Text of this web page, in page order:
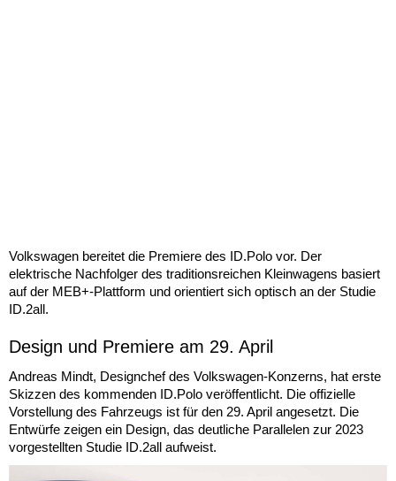
Volkswagen bereitet die Premiere des ID.Polo vor. Der
elektrische Nachfolger des traditionsreichen Kleinwagens basiert
auf der MEB+-Plattform und orientiert sich optisch an der Studie
ID.2all.
Design und Premiere am 29. April
Andreas Mindt, Designchef des Volkswagen-Konzerns, hat erste
Skizzen des kommenden ID.Polo veröffentlicht. Die offizielle
Vorstellung des Fahrzeugs ist für den 29. April angesetzt. Die
Entwürfe zeigen ein Design, das deutliche Parallelen zur 2023
vorgestellten Studie ID.2all aufweist.